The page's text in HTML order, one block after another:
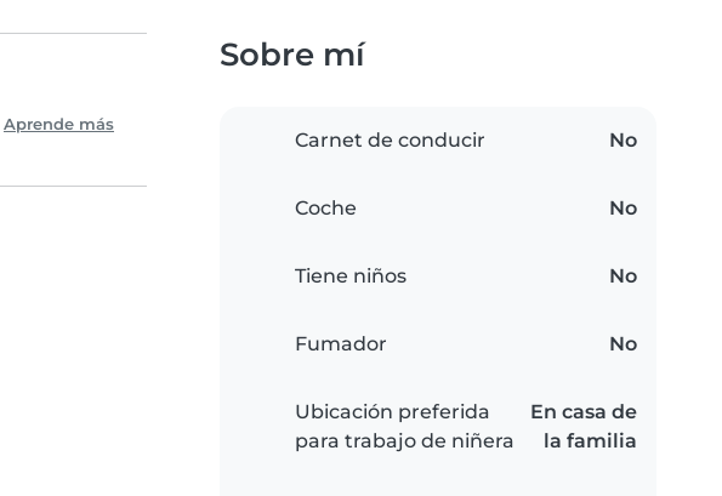
Aprende más
Sobre mí
Carnet de conducir No
Coche No
Tiene niños No
Fumador No
Ubicación preferida
para trabajo de niñera
En casa de
la familia